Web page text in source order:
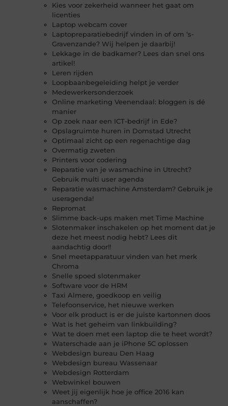
Kies voor zekerheid wanneer het gaat om
licenties
Laptop webcam cover
Laptopreparatiebedrijf vinden in of om ‘s-
Gravenzande? Wij helpen je daarbij!
Lekkage in de badkamer? Lees dan snel ons
artikel!
Leren rijden
Loopbaanbegeleiding helpt je verder
Medewerkersonderzoek
Online marketing Veenendaal: bloggen is dé
manier
Op zoek naar een ICT-bedrijf in Ede?
Opslagruimte huren in Domstad Utrecht
Optimaal zicht op een regenachtige dag
Overmatig zweten
Printers voor codering
Reparatie van je wasmachine in Utrecht?
Gebruik multi user agenda
Reparatie wasmachine Amsterdam? Gebruik je
useragenda!
Repromat
Slimme back-ups maken met Time Machine
Slotenmaker inschakelen op het moment dat je
deze het meest nodig hebt? Lees dit
aandachtig door!!
Snel meetapparatuur vinden van het merk
Chroma
Snelle spoed slotenmaker
Software voor de HRM
Taxi Almere, goedkoop en veilig
Telefoonservice, het nieuwe werken
Voor elk product is er de juiste kartonnen doos
Wat is het geheim van linkbuilding?
Wat te doen met een laptop die te heet wordt?
Waterschade aan je iPhone 5C oplossen
Webdesign bureau Den Haag
Webdesign bureau Wassenaar
Webdesign Rotterdam
Webwinkel bouwen
Weet jij eigenlijk hoe je office 2016 kan
aanschaffen?